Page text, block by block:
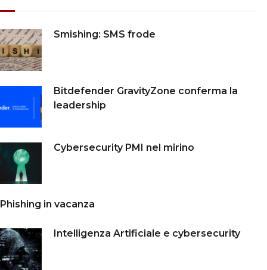
Smishing: SMS frode
Bitdefender GravityZone conferma la
leadership
Cybersecurity PMI nel mirino
Phishing in vacanza
Intelligenza Artificiale e cybersecurity